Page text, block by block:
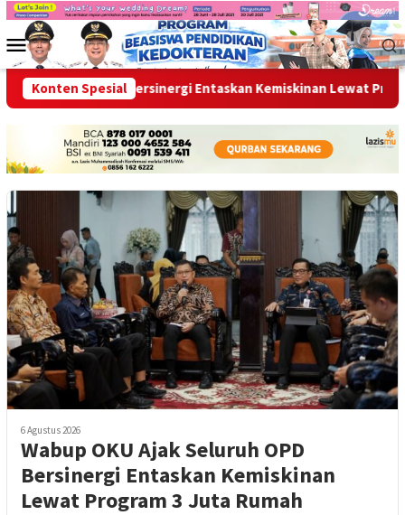
Loncat
kontenMenu
Mobile
Konten Spesial
Seluruh OPD Bersinergi Entaskan Kemiskinan Lewat Program 3
6 Agustus 2026
Wabup OKU Ajak Seluruh OPD
Bersinergi Entaskan Kemiskinan
Lewat Program 3 Juta Rumah